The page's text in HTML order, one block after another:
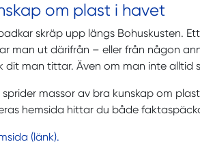
om plast i havet
skräp upp längs Bohuskusten.
man ut därifrån – eller från någon
dit man tittar. Även om man inte alltid
massor av bra kunskap om
hemsida hittar du både
(länk).